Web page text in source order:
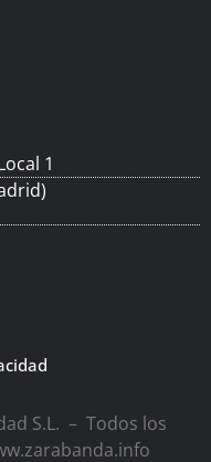
1
S.L. – Todos los